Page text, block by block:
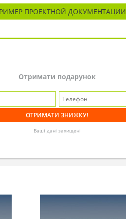
ПРОЕКТНОЙ ДОКУМЕНТАЦИИ
Отримати подарунок
Ваші дані захищені